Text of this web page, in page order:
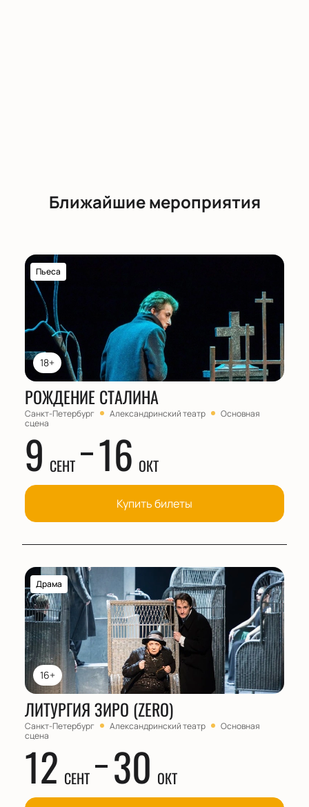
Ближайшие мероприятия
18+
Пьеса
РОЖДЕНИЕ СТАЛИНА
Санкт-Петербург Александринский театр
Основная
сцена
9 СЕНТ 16 ОКТ
Купить билеты
16+
Драма
ЛИТУРГИЯ ЗИРО (ZERO)
Санкт-Петербург Александринский театр
Основная
сцена
12 СЕНТ 30 ОКТ